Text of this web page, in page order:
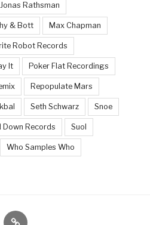
Jonas Rathsman
& Bott Max Chapman
Robot Records
It Poker Flat Recordings
Repopulate Mars
Seth Schwarz Snoe
Down Records Suol
Who Samples Who
Feed